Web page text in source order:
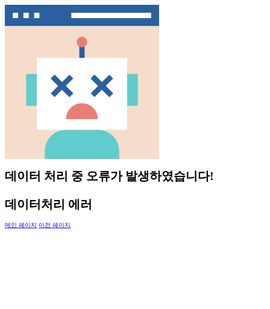
데이터 처리 중 오류가 발생하였습니다!
데이터처리 에러
메인 페이지 이전 페이지